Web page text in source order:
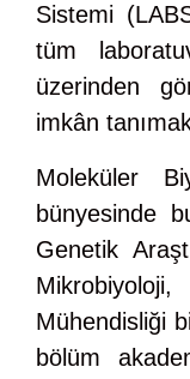
PERSONEL
LISANS
LISANSÜSTÜ
BELGELER-
BAĞLANTILAR
Sistemi
tüm
üzerinden
imkân
Moleküler
bünyesinde
Genetik
Mühendisliği
bölüm